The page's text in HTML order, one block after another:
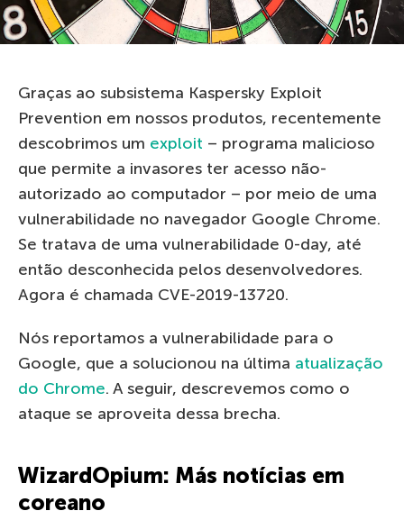
Graças ao subsistema Kaspersky Exploit
Prevention em nossos produtos, recentemente
descobrimos um exploit – programa malicioso
que permite a invasores ter acesso não-
autorizado ao computador – por meio de uma
vulnerabilidade no navegador Google Chrome.
Se tratava de uma vulnerabilidade 0-day, até
então desconhecida pelos desenvolvedores.
Agora é chamada CVE-2019-13720.
Nós reportamos a vulnerabilidade para o
Google, que a solucionou na última atualização
do Chrome. A seguir, descrevemos como o
ataque se aproveita dessa brecha.
WizardOpium: Más notícias em
coreano